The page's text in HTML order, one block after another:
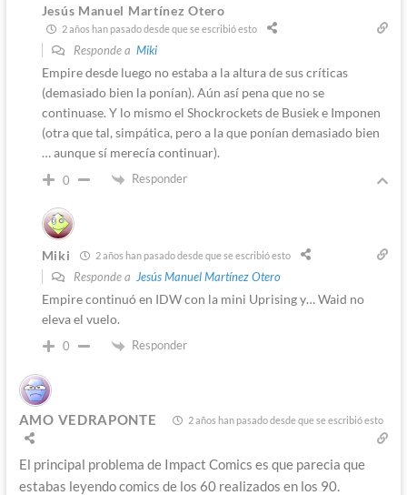
Jesús Manuel Martínez Otero
2 años han pasado desde que se escribió esto
Responde a Miki
Empire desde luego no estaba a la altura de sus críticas
(demasiado bien la ponían). Aún así pena que no se
continuase. Y lo mismo el Shockrockets de Busiek e Imponen
(otra que tal, simpática, pero a la que ponían demasiado bien
… aunque sí merecía continuar).
0 Responder
Miki 2 años han pasado desde que se escribió esto
Responde a Jesús Manuel Martínez Otero
Empire continuó en IDW con la mini Uprising y… Waid no
eleva el vuelo.
0 Responder
AMO VEDRAPONTE 2 años han pasado desde que se escribió esto
El principal problema de Impact Comics es que parecia que
estabas leyendo comics de los 60 realizados en los 90.